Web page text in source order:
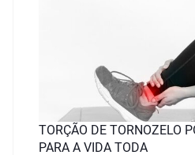
TORÇÃO DE TORNOZELO
PARA A VIDA TODA